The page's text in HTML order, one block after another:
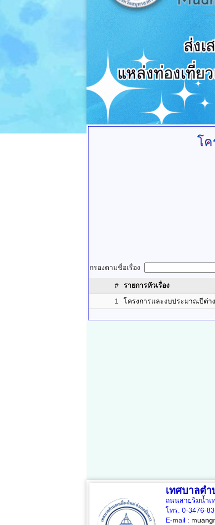
โค
กรองตามชื่อเรื่อง
# รายการหัวเรื่อง
1
โครงการและงบประมาณปีต่า
เทศบาลตำ
ถนนสายริมน้ำเ
โทร. 0-3476-
E-mail :